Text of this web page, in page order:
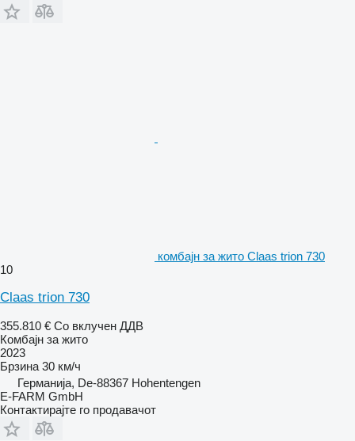
комбајн за жито Claas trion 730
10
Claas trion 730
355.810 € Со вклучен ДДВ
Комбајн за жито
2023
Брзина 30 км/ч
Германија, De-88367 Hohentengen
E-FARM GmbH
Контактирајте го продавачот